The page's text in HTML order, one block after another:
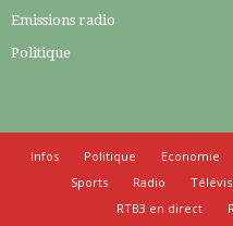
Emissions radio
Politique
Infos Politique Economie
Sports
Radio
RTB3 en direct